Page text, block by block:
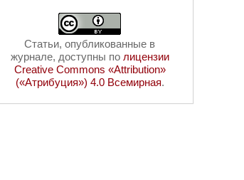
Статьи, опубликованные в
журнале, доступны по лицензии
Creative Commons «Attribution»
(«Атрибуция») 4.0 Всемирная.